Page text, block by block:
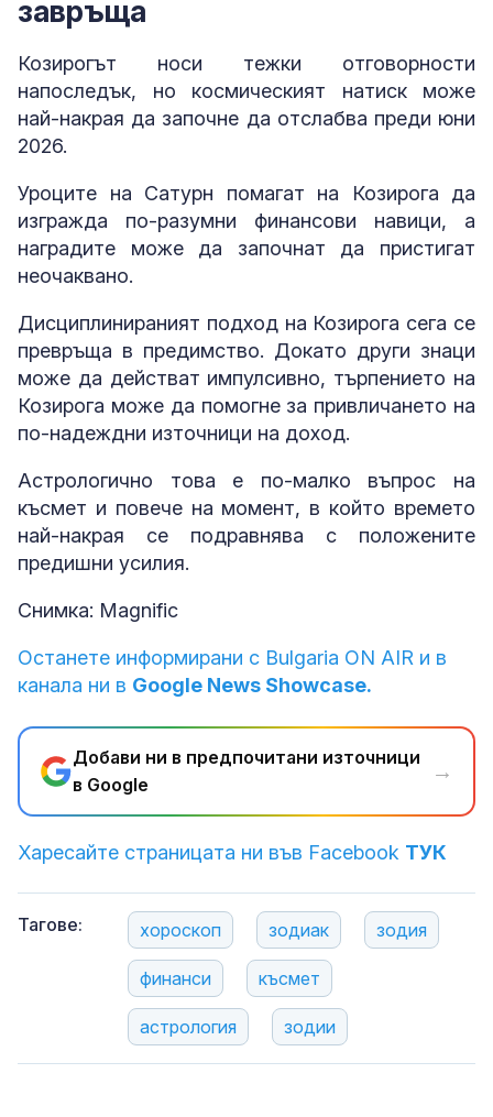
завръща
Козирогът носи тежки отговорности
напоследък, но космическият натиск може
най-накрая да започне да отслабва преди юни
2026.
Уроците на Сатурн помагат на Козирога да
изгражда по-разумни финансови навици, а
наградите може да започнат да пристигат
неочаквано.
Дисциплинираният подход на Козирога сега се
превръща в предимство. Докато други знаци
може да действат импулсивно, търпението на
Козирога може да помогне за привличането на
по-надеждни източници на доход.
Астрологично това е по-малко въпрос на
късмет и повече на момент, в който времето
най-накрая се подравнява с положените
предишни усилия.
Снимка: Magnific
Останете информирани с Bulgaria ON AIR и в
канала ни в Google News Showcase.
Добави ни в предпочитани източници
в Google
→
Харесайте страницата ни във Facebook ТУК
Тагове: хороскоп зодиак зодия
финанси късмет
астрология зодии